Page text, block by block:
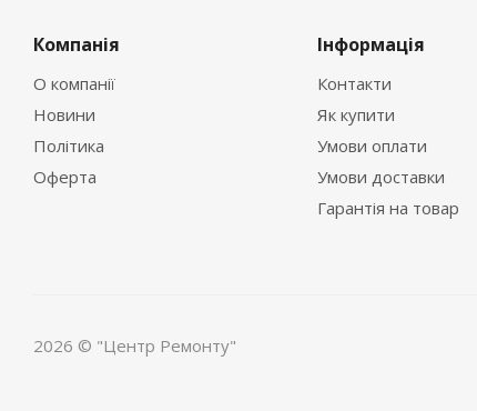
Компанія
О компанії
Новини
Політика
Оферта
Інформація
Контакти
Як купити
Умови оплати
Умови доставки
Гарантія на товар
2026 © "Центр Ремонту"